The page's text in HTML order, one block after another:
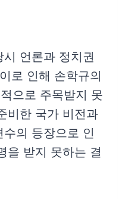
언론과 정치권
로 인해 손학규의
으로 주목받지 못
비한 국가 비전과
의 등장으로 인
을 받지 못하는 결